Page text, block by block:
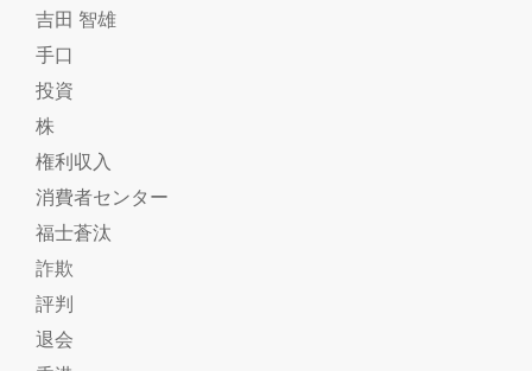
吉田 智雄
手口
投資
株
権利収入
消費者センター
福士蒼汰
詐欺
評判
退会